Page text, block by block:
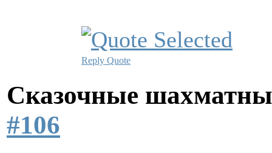
Reply Quote
Сказочные
#106